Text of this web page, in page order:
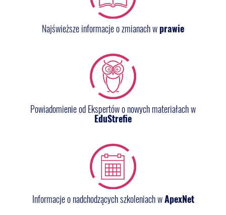
Najświeższe informacje o zmianach wprawie
Powiadomienie od Ekspertów o nowych materiałach w
EduStrefie
Informacje o nadchodzących szkoleniach wApexNet